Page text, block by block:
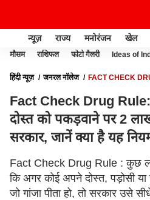
न्यूज़ राज्य मनोरंजन खेल
मौसम राशिफल फोटो गैलरी Ideas of
हिंदी न्यूज़ जनरल नॉलेज
FACT CHECK
Fact Check Drug Rule:
दोस्त को पकड़वाने पर 2
सरकार, जानें क्या है यह
Fact Check Drug Rule : कुछ
कि अगर कोई अपने दोस्त, पड़ोसी
जो गांजा पीता हो, तो सरकार उसे